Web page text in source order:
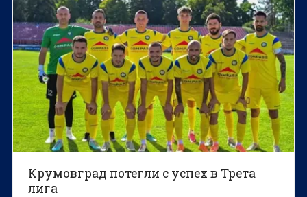
Крумовград потегли с успех в Трета
лига